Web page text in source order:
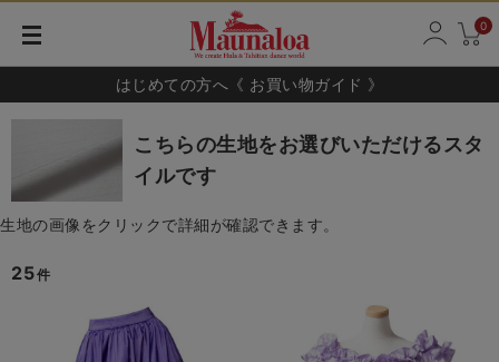
0
はじめての方へ《 お買い物ガイド 》
こちらの生地をお選びいただけるスタ
イルです
生地の画像をクリックで詳細が確認できます。
25件